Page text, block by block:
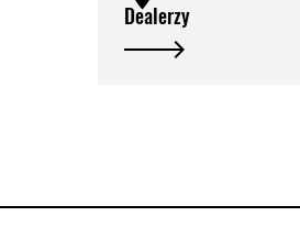
Dealerzy